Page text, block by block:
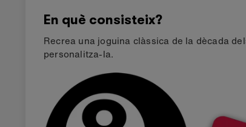
En què consisteix?
Recrea una joguina clàssica de la dècada
personalitza-la.